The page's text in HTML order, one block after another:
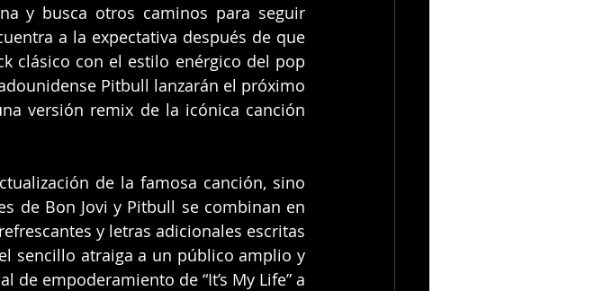
y busca otros caminos para seguir
a la expectativa después de que
clásico con el estilo enérgico del pop
Pitbull lanzarán el próximo
versión remix de la icónica canción
de la famosa canción, sino
de Bon Jovi y Pitbull se combinan en
y letras adicionales escritas
sencillo atraiga a un público amplio y
de empoderamiento de “It’s My Life” a